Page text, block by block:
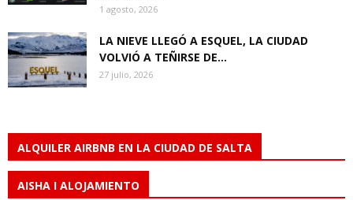
1 agosto, 2026
LA NIEVE LLEGÓ A ESQUEL, LA CIUDAD
VOLVIÓ A TEÑIRSE DE...
27 julio, 2026
ALQUILER AIRBNB EN LA CIUDAD DE SALTA
AISHA I ALOJAMIENTO